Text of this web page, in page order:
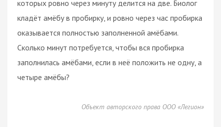
которых ровно через минуту делится на две. Биолог
кладёт амёбу в пробирку, и ровно через час пробирка
оказывается полностью заполненной амёбами.
Сколько минут потребуется, чтобы вся пробирка
заполнилась амёбами, если в неё положить не одну, а
четыре амёбы?
Объект авторского права ООО «Легион»